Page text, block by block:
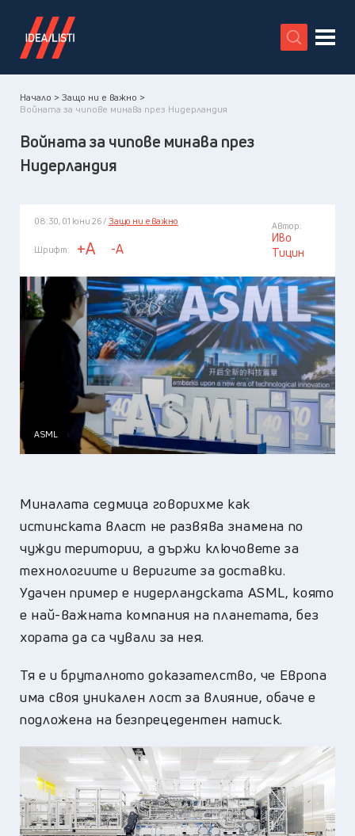
X
Начало >Защо ни е важно >
Войната за чипове минава през Нидерландия
Войната за чипове минава през
Нидерландия
08:30, 01 юни 26 / Защо ни е важно
Шрифт: +A -A
Автор:
Иво
Тицин
ASML
Миналата седмица говорихме как
истинската власт не развява знамена по
чужди територии, а държи ключовете за
технологиите и веригите за доставки.
Удачен пример е нидерландската ASML, която
е най-важната компания на планетата, без
хората да са чували за нея.
Тя е и бруталното доказателство, че Европа
има своя уникален лост за влияние, обаче е
подложена на безпрецедентен натиск.